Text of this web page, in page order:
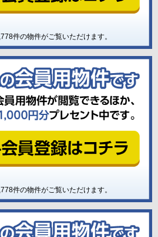
件の物件がご覧いただけます。
件の物件がご覧いただけます。